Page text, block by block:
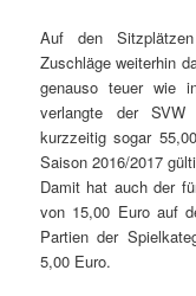
Auf den
Zuschläge weiterhin
genauso teuer wie
verlangte der
kurzzeitig sogar
Saison 2016/2017
Damit hat auch der
von 15,00 Euro auf
Partien der
5,00 Euro.